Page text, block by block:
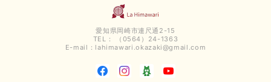
愛知県岡崎市連尺通2-15
TEL： （0564）24-1363
E-mail： lahimawari.okazaki@gmail.com